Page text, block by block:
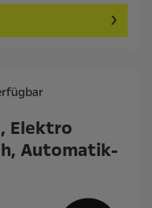
Elektro
Automatik-